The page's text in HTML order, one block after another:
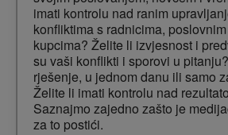
imati kontrolu nad ranim
konfliktima s radnicima,
kupcima? Želite li izvjesnost i
su vaši konflikti i sporovi u
rješenje, u jednom danu ili samo
Želite li imati kontrolu nad
Saznajmo zajedno zašto je
za to postići.